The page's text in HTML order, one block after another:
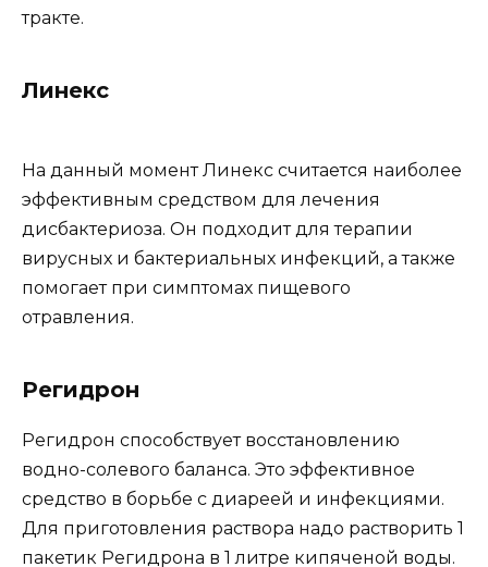
тракте.
Линекс
На данный момент Линекс считается наиболее
эффективным средством для лечения
дисбактериоза. Он подходит для терапии
вирусных и бактериальных инфекций, а также
помогает при симптомах пищевого
отравления.
Регидрон
Регидрон способствует восстановлению
водно-солевого баланса. Это эффективное
средство в борьбе с диареей и инфекциями.
Для приготовления раствора надо растворить 1
пакетик Регидрона в 1 литре кипяченой воды.